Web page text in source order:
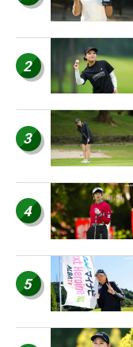
2
3
4
5